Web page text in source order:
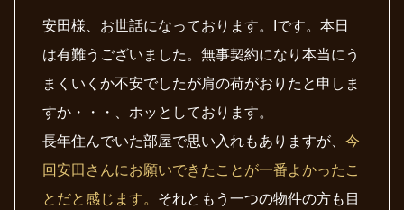
安田様、お世話になっております。Iです。本日
は有難うございました。無事契約になり本当にう
まくいくか不安でしたが肩の荷がおりたと申しま
すか・・・、ホッとしております。
長年住んでいた部屋で思い入れもありますが、 今
回安田さんにお願いできたことが一番よかったこ
とだと感じます。 それともう一つの物件の方も目